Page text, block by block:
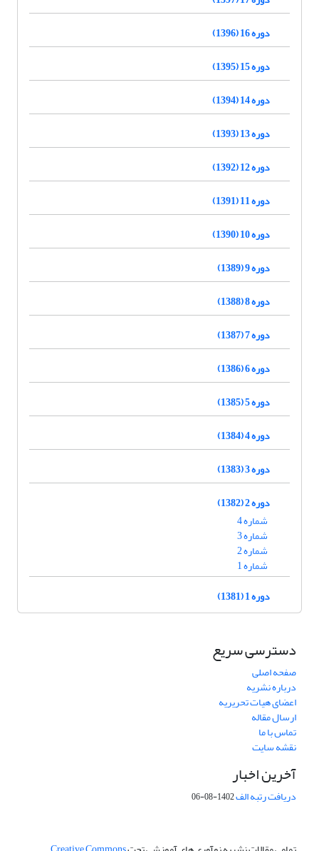
دوره 16 (1396)
دوره 15 (1395)
دوره 14 (1394)
دوره 13 (1393)
دوره 12 (1392)
دوره 11 (1391)
دوره 10 (1390)
دوره 9 (1389)
دوره 8 (1388)
دوره 7 (1387)
دوره 6 (1386)
دوره 5 (1385)
دوره 4 (1384)
دوره 3 (1383)
دوره 2 (1382)
شماره 4
شماره 3
شماره 2
شماره 1
دوره 1 (1381)
دسترسی سریع
صفحه اصلی
درباره نشریه
اعضای هیات تحریریه
ارسال مقاله
تماس با ما
نقشه سایت
آخرین اخبار
دریافت رتبه الف1402-08-06